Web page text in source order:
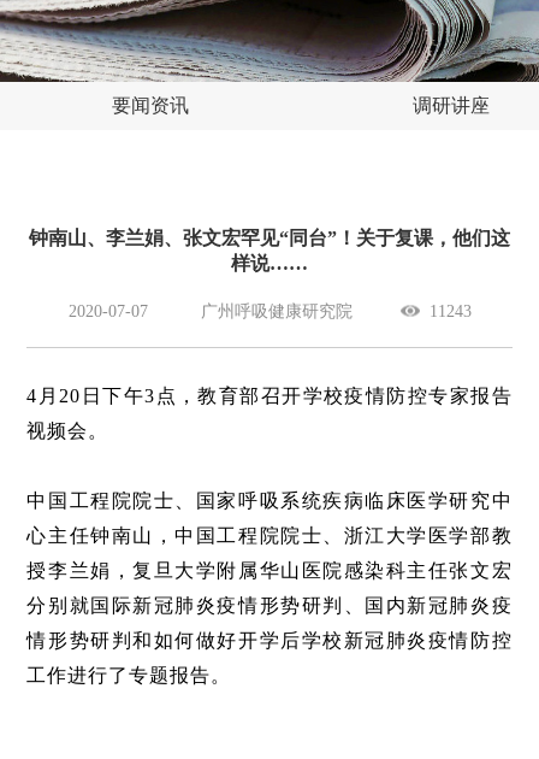
要闻资讯 调研讲座
钟南山、李兰娟、张文宏罕见“同台”！关于复课，他们这
样说……
2020-07-07 广州呼吸健康研究院 11243
4月20日下午3点，教育部召开学校疫情防控专家报告
视频会。
中国工程院院士、国家呼吸系统疾病临床医学研究中
心主任钟南山，中国工程院院士、浙江大学医学部教
授李兰娟，复旦大学附属华山医院感染科主任张文宏
分别就国际新冠肺炎疫情形势研判、国内新冠肺炎疫
情形势研判和如何做好开学后学校新冠肺炎疫情防控
工作进行了专题报告。